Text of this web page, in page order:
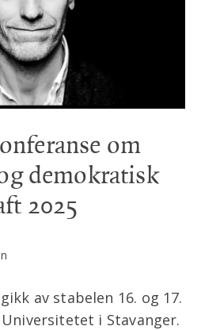
om
demokratisk
2025
av stabelen 16. og 17.
i Stavanger.